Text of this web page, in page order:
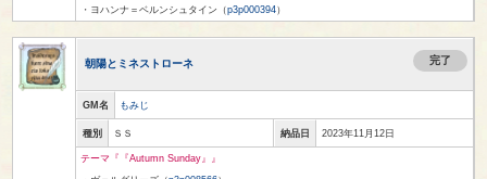
・ヨハンナ＝ベルンシュタイン（p3p000394）
朝陽とミネストローネ 完了
GM名 もみじ
種別 ＳＳ 納品日 2023年11月12日
テーマ『『Autumn Sunday』』